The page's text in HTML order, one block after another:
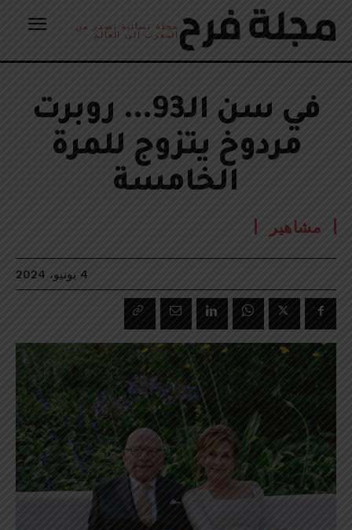
مجلة نسائية تصدر من
المغرب الى العالم
في سن الـ93… روبرت
مردوخ يتزوج للمرة
الخامسة
مشاهير
4 يونيو، 2024